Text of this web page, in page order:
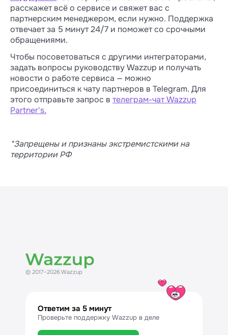
расскажет всё о сервисе и свяжет вас с
партнерским менеджером, если нужно. Поддержка
отвечает за 5 минут 24/7 и поможет со срочными
обращениями.
Чтобы посоветоваться с другими интеграторами,
задать вопросы руководству Wazzup и получать
новости о работе сервиса — можно
присоединиться к чату партнеров в Telegram. Для
этого отправьте запрос в телеграм-чат Wazzup
Partner's.
*Запрещены и признаны экстремистскими на
территории РФ
© 2017–2026 Wazzup
Ответим за 5 минут
Проверьте поддержку Wazzup в деле